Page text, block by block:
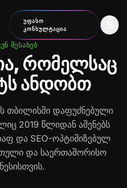
ᲣᲤᲐᲡᲝ
ᲙᲝᲜᲡᲣᲚᲢᲐᲪᲘᲐ
ᲨᲔᲡᲐᲮᲔᲑ
რომელსაც
ანდობთ
თბილისში დაფუძნებული
2019 წლიდან აშენებს
და SEO-ოპტიმიზებულ
და საერთაშორისო